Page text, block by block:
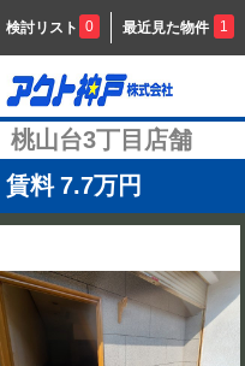
検討リスト 0 最近見た物件 1
桃山台3丁目店舗
賃料 7.7万円